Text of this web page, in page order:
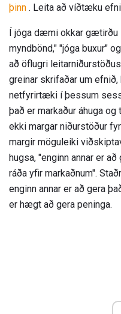
þinn . Leita að víðtæku
Í jóga dæmi okkar gætirðu
myndbönd," "jóga buxur"
að öflugri
greinar skrifaðar um efnið,
netfyrirtæki í þessum
það er markaður áhuga
ekki margar niðurstöður
margir möguleiki
hugsa, "enginn annar er
ráða yfir markaðnum".
enginn annar er að gera
er hægt að gera peninga.